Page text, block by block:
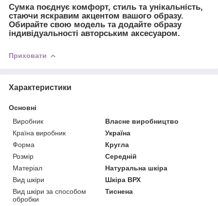
Сумка поєднує комфорт, стиль та унікальність,
стаючи яскравим акцентом вашого образу.
Обирайте свою модель та додайте образу
індивідуальності авторським аксесуаром.
Приховати
Характеристики
Основні
Виробник
Власне виробництво
Країна виробник
Україна
Форма
Кругла
Розмір
Середній
Матеріал
Натуральна шкіра
Вид шкіри
Шкіра ВРХ
Вид шкіри за способом
обробки
Тиснена